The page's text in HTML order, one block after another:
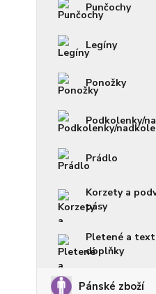
Punčochy
Legíny
Ponožky
Podkolenky/
Prádlo
Korzety a
pásy
Pletené a
doplňky
Pánské zboží